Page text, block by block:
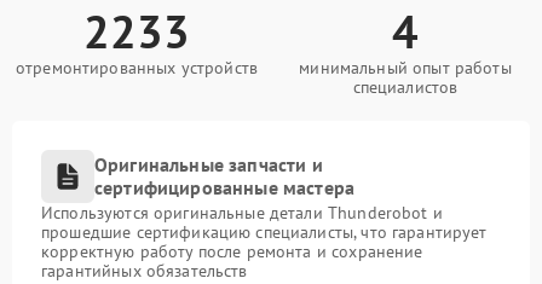
2233
отремонтированных устройств
4
минимальный опыт работы
специалистов
Оригинальные запчасти и
сертифицированные мастера
Используются оригинальные детали Thunderobot и
прошедшие сертификацию специалисты, что гарантирует
корректную работу после ремонта и сохранение
гарантийных обязательств